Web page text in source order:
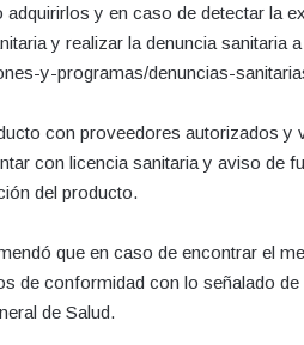
y en caso de detectar la
y realizar la denuncia sanitaria
y-programas/denuncias-
con proveedores autorizados y
con licencia sanitaria y aviso de
del producto.
que en caso de encontrar el
de conformidad con lo señalado
de Salud.